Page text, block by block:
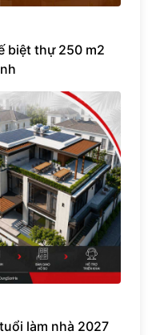
biệt thự 250 m2
làm nhà 2027